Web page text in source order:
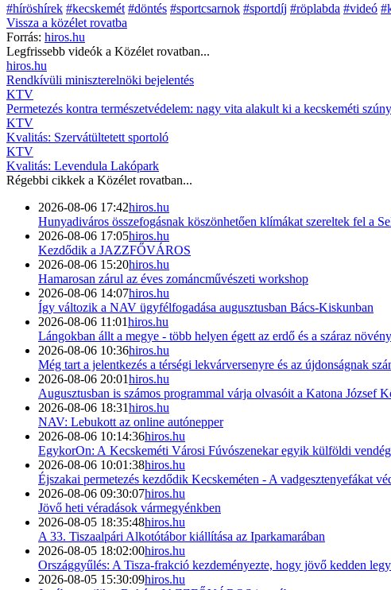
#híröshírek #kecskemét #döntés #sportcsarnok #sportdíj #röplabda #videó
Vissza a közélet rovatba
Forrás: hiros.hu
Legfrissebb videók a Közélet rovatban...
hiros.hu
Rendkívüli miniszterelnöki bejelentés
KTV
Permetezés kontra természetvédelem: nagy vita alakult ki a kecskeméti
KTV
Kvalitás: Szervátültetett sportoló
KTV
Kvalitás: Levendula Lakópark
Régebbi cikkek a Közélet rovatban...
2026-08-06 17:42hiros.hu
Hunyadiváros összefogásnak köszönhetően klímákat szereltek fel a
2026-08-06 17:05hiros.hu
Kezdődik a JAZZFŐVÁROS
2026-08-06 15:20hiros.hu
Hamarosan zárul az éves zománcművészeti workshop
2026-08-06 14:07hiros.hu
Így változik a NAV ügyfélfogadása augusztusban Bács-Kiskunban
2026-08-06 11:01hiros.hu
Lángokban állt a megye - több helyen égett az erdő és a száraz
2026-08-06 10:36hiros.hu
Még tart a jelentkezés a térségi lekvárversenyre és az újdonságnak
2026-08-06 20:01hiros.hu
Augusztusban is számos programmal várja olvasóit a Katona József
2026-08-06 18:31hiros.hu
NAV: Lebukott az online autónepper
2026-08-06 10:14:36hiros.hu
EgykorOn: A Kecskeméti Városi Fúvószenekar egyik külföldi
2026-08-06 10:01:38hiros.hu
Éjszakai permetezés kezdődik Kecskeméten - A vadgesztenyefákat
2026-08-06 09:30:07hiros.hu
Jövő heti véradások vármegyénkben
2026-08-05 18:35:48hiros.hu
A 33. Tiszaalpári Alkotótábor kiállítása az Iparkamarában
2026-08-05 18:02:00hiros.hu
Országgyűlés: A Tisza-frakció kezdeményezte, hogy jövő kedden
2026-08-05 15:30:09hiros.hu